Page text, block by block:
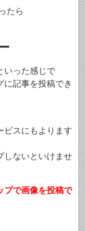
たら
いった感じで
記事を投稿でき
ビスにもよります
しないといけませ
プで画像を投稿で